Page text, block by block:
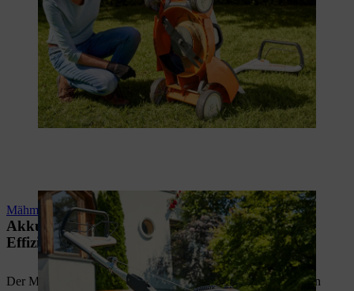
Mähmesser schärfen
Akku-Rasenmäher im Detail: Sicherheit und
Effizienz mit STIHL
Der Mono-Komfortlenker ist nur eines der vielen durchdachten